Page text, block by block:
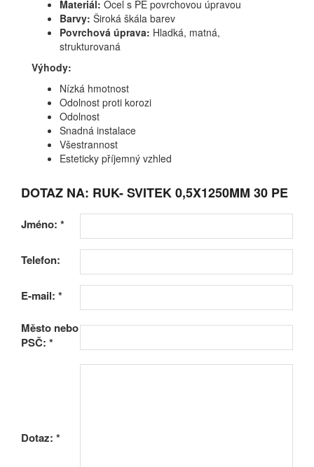
Materiál: Ocel s PE povrchovou úpravou
Barvy: Široká škála barev
Povrchová úprava: Hladká, matná,
strukturovaná
Výhody:
Nízká hmotnost
Odolnost proti korozi
Odolnost
Snadná instalace
Všestrannost
Esteticky příjemný vzhled
DOTAZ NA: RUK- SVITEK 0,5X1250MM 30 PE
Jméno: *
Telefon:
E-mail: *
Město nebo
PSČ: *
Dotaz: *